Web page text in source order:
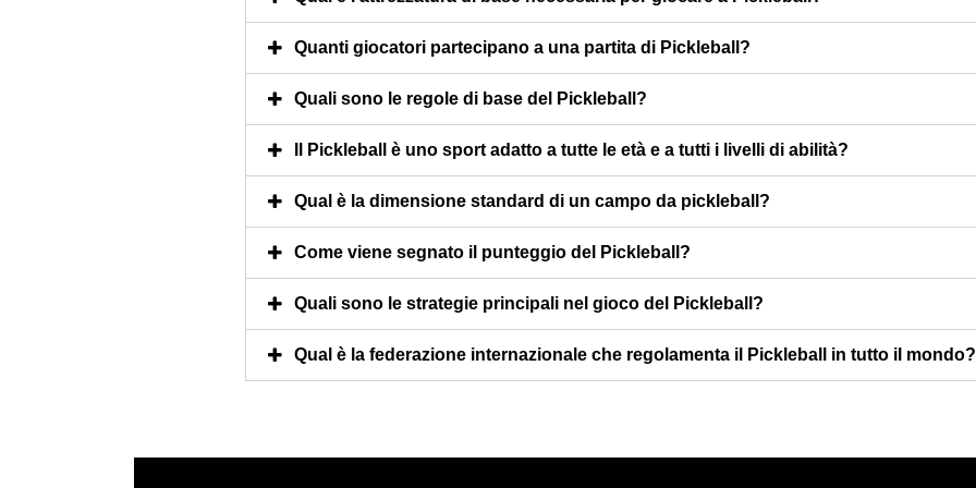
Quanti giocatori partecipano a una partita di Pickleball?
Quali sono le regole di base del Pickleball?
Il Pickleball è uno sport adatto a tutte le età e a tutti i livelli di abilità?
Qual è la dimensione standard di un campo da pickleball?
Come viene segnato il punteggio del Pickleball?
Quali sono le strategie principali nel gioco del Pickleball?
Qual è la federazione internazionale che regolamenta il Pickleball in tutto il mondo?